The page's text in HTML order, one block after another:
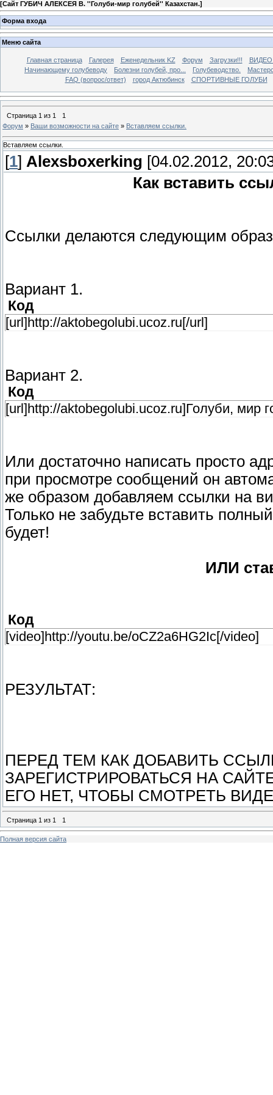
[Сайт ГУБИЧ АЛЕКСЕЯ В. ''Голуби-мир голубей'' Казахстан.]
Форма входа
Меню сайта
Главная страница Галерея Еженедельник KZ Форум Загрузки!!!
Начинающему голубеводу
Болезни голубей, про... Голубеводство.
FAQ (вопрос/ответ)
город Актюбинск СПОРТИВНЫЕ ГОЛУБИ
Страница 1 из 1
1
Форум » Ваши возможности на сайте » Вставляем ссылки.
Вставляем ссылки.
[1] Alexsboxerking [04.02.2012,
Как вставить
Ссылки делаются следующим
Вариант 1.
Код
[url]http://aktobegolubi.ucoz.ru[/url]
Вариант 2.
Код
[url]http://aktobegolubi.ucoz.ru]Голуби, мир
Или достаточно написать просто
при просмотре сообщений он
же образом добавляем ссылки на
Только не забудьте вставить
будет!
ИЛИ
Код
[video]http://youtu.be/oCZ2a6HG2Ic[/video]
РЕЗУЛЬТАТ:
ПЕРЕД ТЕМ КАК ДОБАВИТЬ
ЗАРЕГИСТРИРОВАТЬСЯ НА
ЕГО НЕТ, ЧТОБЫ СМОТРЕТЬ
Страница 1 из 1 1
Полная версия сайта